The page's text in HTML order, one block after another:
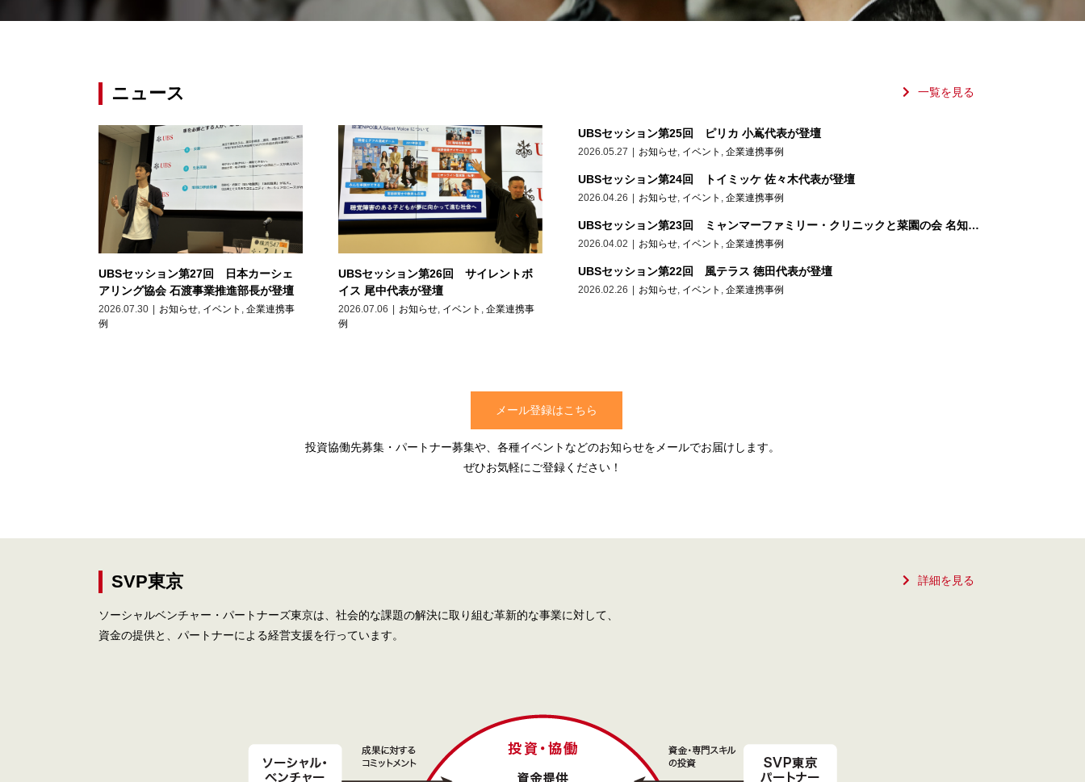
ニュース 一覧を見る
UBSセッション第27回 日本カーシェ
アリング協会 石渡事業推進部長が登壇
2026.07.30 お知らせ, イベント , 企業連携事
例
UBSセッション第26回 サイレントボ
イス 尾中代表が登壇
2026.07.06 お知らせ, イベント , 企業連携事
例
UBSセッション第25回 ピリカ 小嶌代表が登壇
2026.05.27 お知らせ, イベント , 企業連携事例
UBSセッション第24回 トイミッケ 佐々木代表が登壇
2026.04.26 お知らせ, イベント , 企業連携事例
UBSセッション第23回 ミャンマーファミリー・クリニックと菜園の会 名知代表が登壇
2026.04.02 お知らせ, イベント , 企業連携事例
UBSセッション第22回 風テラス 徳田代表が登壇
2026.02.26 お知らせ, イベント , 企業連携事例
メール登録はこちら
投資協働先募集・パートナー募集や、各種イベントなどのお知らせをメールでお届けします。
ぜひお気軽にご登録ください！
SVP東京 詳細を見る
ソーシャルベンチャー・パートナーズ東京は、社会的な課題の解決に取り組む革新的な事業に対して、
資金の提供と、パートナーによる経営支援を行っています。